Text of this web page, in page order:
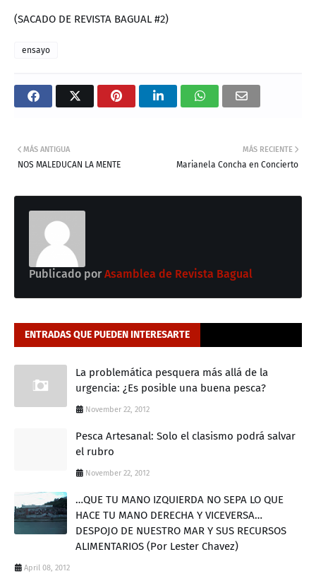
(SACADO DE REVISTA BAGUAL #2)
ensayo
MÁS RECIENTE
Marianela Concha en Concierto
MÁS ANTIGUA
NOS MALEDUCAN LA MENTE
Publicado por Asamblea de Revista Bagual
ENTRADAS QUE PUEDEN INTERESARTE
La problemática pesquera más allá de la
urgencia: ¿Es posible una buena pesca?
November 22, 2012
Pesca Artesanal: Solo el clasismo podrá salvar
el rubro
November 22, 2012
…QUE TU MANO IZQUIERDA NO SEPA LO QUE
HACE TU MANO DERECHA Y VICEVERSA…
DESPOJO DE NUESTRO MAR Y SUS RECURSOS
ALIMENTARIOS (Por Lester Chavez)
April 08, 2012